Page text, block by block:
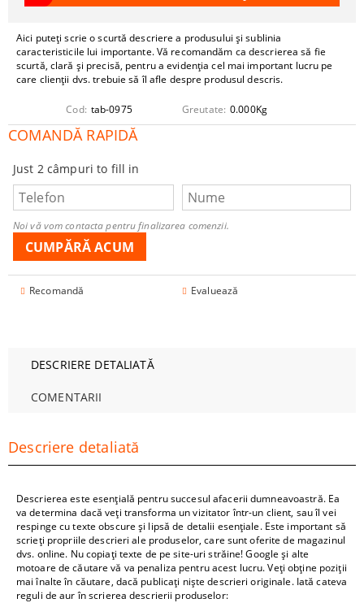
Aici puteți scrie o scurtă descriere a produsului și sublinia
caracteristicile lui importante. Vă recomandăm ca descrierea să fie
scurtă, clară și precisă, pentru a evidenția cel mai important lucru pe
care clienții dvs. trebuie să îl afle despre produsul descris.
Cod: tab-0975 Greutate: 0.000Kg
COMANDĂ RAPIDĂ
Just 2 câmpuri to fill in
Noi vă vom contacta pentru finalizarea comenzii.
Recomandă Evaluează
DESCRIERE DETALIATĂ
COMENTARII
Descriere detaliată
Descrierea este esențială pentru succesul afacerii dumneavoastră. Ea
va determina dacă veți transforma un vizitator într-un client, sau îl vei
respinge cu texte obscure și lipsă de detalii esențiale. Este important să
scrieți propriile descrieri ale produselor, care sunt oferite de magazinul
dvs. online. Nu copiați texte de pe site-uri străine! Google și alte
motoare de căutare vă va penaliza pentru acest lucru. Veți obține poziții
mai înalte în căutare, dacă publicați niște descrieri originale. Iată cateva
reguli de aur în scrierea descrierii produselor: